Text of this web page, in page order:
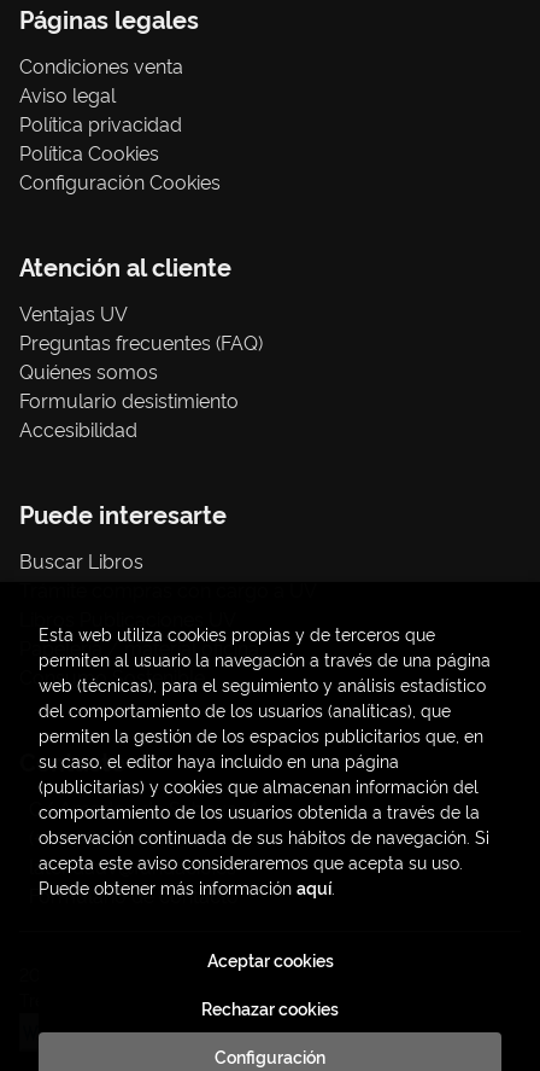
Páginas legales
Condiciones venta
Aviso legal
Política privacidad
Política Cookies
Configuración Cookies
Atención al cliente
Ventajas UV
Preguntas frecuentes (FAQ)
Quiénes somos
Formulario desistimiento
Accesibilidad
Puede interesarte
Buscar Libros
Papelería / material oficina
Consumo Sostenible
Contacto
C/ Amadeo de Saboya, 4
(+34) 963828968
latendauv@fundacio.es
Formulario de contacto
. Todos los Derechos Reservados |
Esta web utiliza cookies propias y de terceros que
permiten al usuario la navegación a través de una página
web (técnicas), para el seguimiento y análisis estadístico
del comportamiento de los usuarios (analíticas), que
permiten la gestión de los espacios publicitarios que, en
su caso, el editor haya incluido en una página
(publicitarias) y cookies que almacenan información del
comportamiento de los usuarios obtenida a través de la
observación continuada de sus hábitos de navegación. Si
acepta este aviso consideraremos que acepta su uso.
Puede obtener más información aquí.
Configuración
Rechazar cookies
Aceptar cookies